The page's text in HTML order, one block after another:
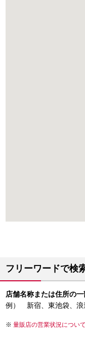
フリーワードで検
店舗名称または住所の
例） 新宿、東池袋、浪
量販店の営業状況につい